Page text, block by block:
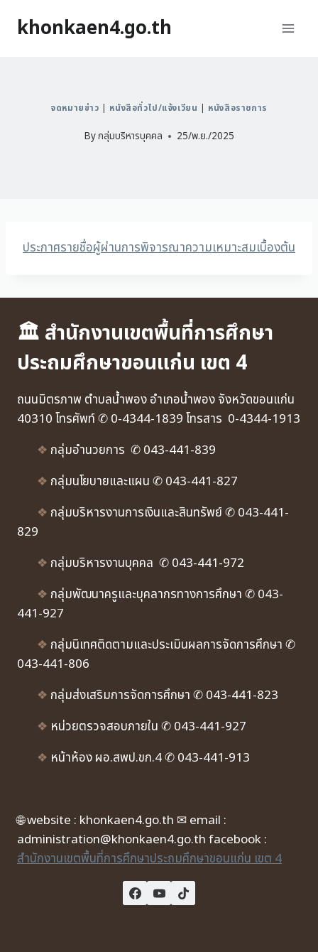
khonkaen4.go.th
จดหมายข่าว หนังสือทั่วไป/แจ้งเวียน หนังสือราชการ
Byกลุ่มบริหารบุคคล 25/พ.ย./2025
ประกาศรายชื่อผู้ผ่านการพิจารณาความเหมาะสมเบื้องต้น
🏛 สำนักงานเขตพื้นที่การศึกษา
ประถมศึกษาขอนแก่น เขต 4
ถนนมิตรภาพ ตำบลน้ำพอง อำเภอน้ำพอง จังหวัดขอนแก่น
40310 โทรศัพท์ ✆ 0-4344-1839 โทรสาร 0-4344-1913
❖ กลุ่มอำนวยการ ✆ 043-441-839
❖ กลุ่มนโยบายและแผน ✆ 043-441-827
❖ กลุ่มบริหารงานการเงินและสินทรัพย์ ✆ 043-441-
829
❖ กลุ่มบริหารงานบุคคล ✆ 043-441-972
❖ กลุ่มพัฒนาครูและบุคลากรทางการศึกษา ✆ 043-
441-927
❖ กลุ่มนิเทศติดตามและประเมินผลการจัดการศึกษา ✆
043-441-806
❖ กลุ่มส่งเสริมการจัดการศึกษา ✆ 043-441-823
❖ หน่วยตรวจสอบภายใน ✆ 043-441-927
❖ หน้าห้อง ผอ.สพป.ขก.4 ✆ 043-441-913
🌐 website : khonkaen4.go.th ✉ email :
administration@khonkaen4.go.th facebook :
สำนักงานเขตพื้นที่การศึกษาประถมศึกษาขอนแก่น เขต 4